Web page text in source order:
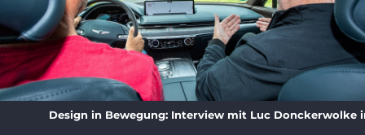
Design in Bewegung: Interview mit Luc Donckerwolke